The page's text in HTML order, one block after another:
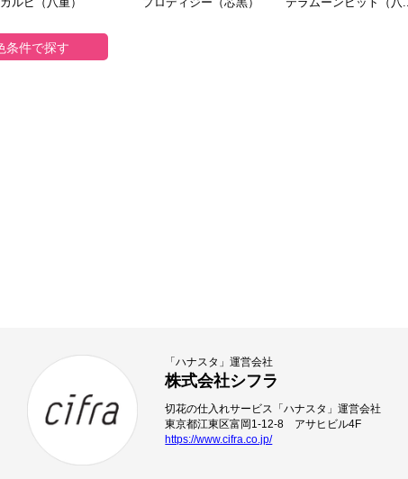
「ハナスタ」運営会社
株式会社シフラ
切花の仕入れサービス「ハナスタ」運営会社
東京都江東区富岡1-12-8 アサヒビル4F
https://www.cifra.co.jp/